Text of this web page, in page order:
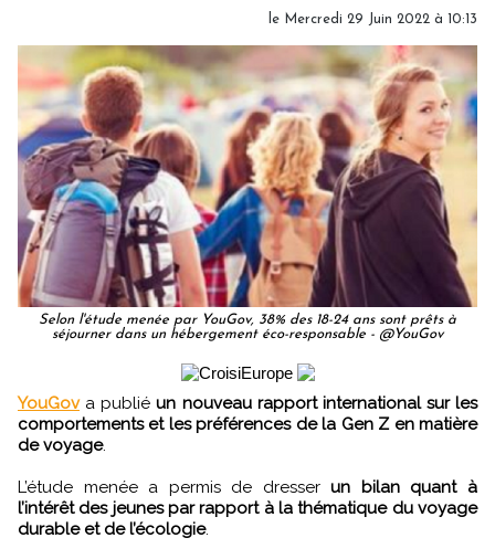
le Mercredi 29 Juin 2022 à 10:13
Selon l'étude menée par YouGov, 38% des 18-24 ans sont prêts à
séjourner dans un hébergement éco-responsable - @YouGov
YouGova publiéun nouveau rapport international sur les
comportements et les préférences de la Gen Z en matière
de voyage.
L’étude menée a permis de dresserun bilan quant à
l’intérêt des jeunes par rapport à la thématique du voyage
durable et de l’écologie.